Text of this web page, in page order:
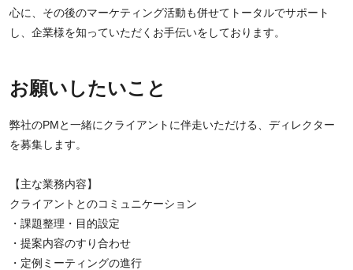
心に、その後のマーケティング活動も併せてトータルでサポート
し、企業様を知っていただくお手伝いをしております。
お願いしたいこと
弊社のPMと一緒にクライアントに伴走いただける、ディレクター
を募集します。
【主な業務内容】
クライアントとのコミュニケーション
・課題整理・目的設定
・提案内容のすり合わせ
・定例ミーティングの進行